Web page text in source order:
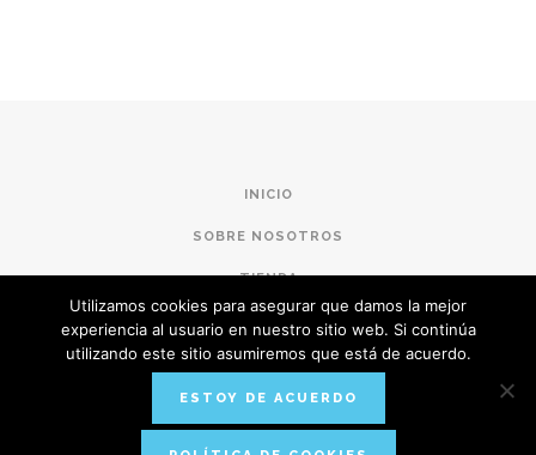
INICIO
SOBRE NOSOTROS
TIENDA
CONDICIONES DE COMPRA
POLÍTICA DE PRIVACIDAD
AVISO LEGAL
Utilizamos cookies para asegurar que damos la mejor
experiencia al usuario en nuestro sitio web. Si continúa
utilizando este sitio asumiremos que está de acuerdo.
ESTOY DE ACUERDO